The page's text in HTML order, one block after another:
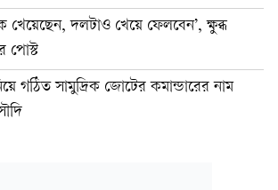
খেয়েছেন, দলটাও খেয়ে ফেলবেন’, ক্ষুব্ধ
পোস্ট
গঠিত সামুদ্রিক জোটের কমান্ডারের নাম